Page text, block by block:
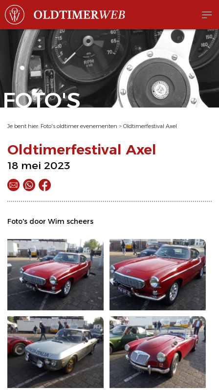
FOTO'S
Je bent hier: Foto's oldtimer evenementen > Oldtimerfestival Axel
Oldtimerfestival Axel
18 mei 2023
Foto's door Wim scheers